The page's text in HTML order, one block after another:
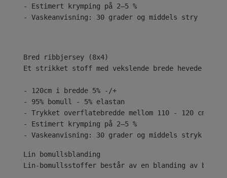
- Estimert krymping på 2–5 %
- Vaskeanvisning: 30 grader og middels stry
Bred ribbjersey (8x4)
Et strikket stoff med vekslende brede hevede og
- 120cm i bredde 5% -/+
- 95% bomull - 5% elastan
- Trykket overflatebredde mellom 110 - 120 cm
- Estimert krymping på 2–5 %
- Vaskeanvisning: 30 grader og middels stryk
Lin-bomullsstoffer består av en blanding av